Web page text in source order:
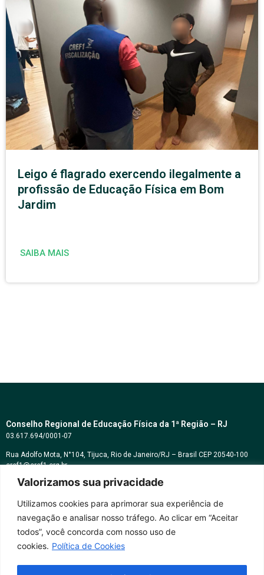
Valorizamos sua privacidade
Utilizamos cookies para aprimorar sua experiência de
navegação e analisar nosso tráfego. Ao clicar em “Aceitar
todos”, você concorda com nosso uso de
cookies. Política de Cookies
Leigo é flagrado exercendo ilegalmente a
profissão de Educação Física em Bom
Jardim
SAIBA MAIS
Conselho Regional de Educação Física da 1ª Região – RJ
03.617.694/0001-07
Rua Adolfo Mota, N°104, Tijuca, Rio de Janeiro/RJ – Brasil CEP 20540-100
cref1@cref1.org.br
Assessoria de comunicação:
Horários de atendimento:
Whatsapp: (21) 2569-2398